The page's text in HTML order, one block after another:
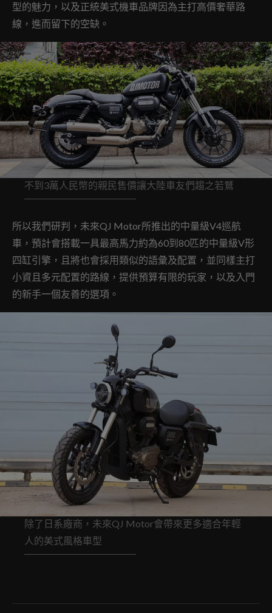
型的魅力，以及正統美式機車品牌因為主打高價奢華路
線，進而留下的空缺。
不到3萬人民幣的親民售價讓大陸車友們趨之若鶩
所以我們研判，未來QJ Motor所推出的中量級V4巡航
車，預計會搭載一具最高馬力約為60到80匹的中量級V形
四缸引擎，且將也會採用類似的語彙及配置，並同樣主打
小資且多元配置的路線，提供預算有限的玩家，以及入門
的新手一個友善的選項。
除了日系廠商，未來QJ Motor會帶來更多適合年輕
人的美式風格車型